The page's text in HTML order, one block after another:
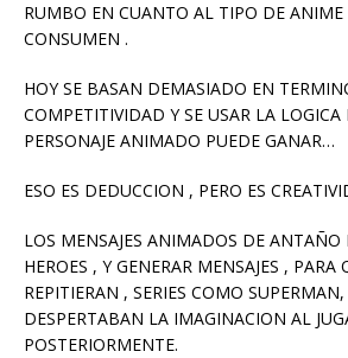
RUMBO EN CUANTO AL TIPO DE
CONSUMEN .
HOY SE BASAN DEMASIADO EN
COMPETITIVIDAD Y SE USAR LA LOGICA
PERSONAJE ANIMADO PUEDE GANAR…
ESO ES DEDUCCION , PERO ES
LOS MENSAJES ANIMADOS DE ANTAÑO
HEROES , Y GENERAR MENSAJES ,
REPITIERAN , SERIES COMO SUPERMAN,
DESPERTABAN LA IMAGINACION AL
POSTERIORMENTE.